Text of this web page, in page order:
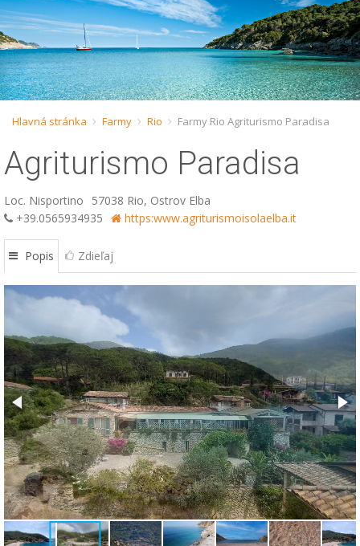
NED
FRA
PYC
SLO
Hlavná stránka Farmy Rio Farmy Rio Agriturismo Paradisa
Agriturismo Paradisa
Loc. Nisportino
57038 Rio, Ostrov Elba
+39.0565934935
https:www.agriturismoisolaelba.it
Popis Zdieľaj